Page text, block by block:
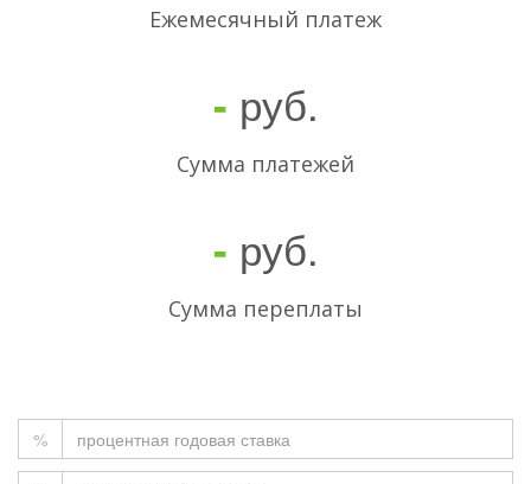
Ежемесячный платеж
- руб.
Cумма платежей
- руб.
Сумма переплаты
%